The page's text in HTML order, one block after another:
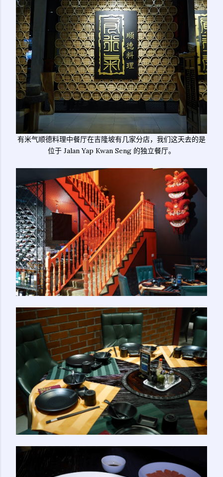
有米气顺德料理中餐厅在吉隆坡有几家分店，我们这天去的是
位于 Jalan Yap Kwan Seng 的独立餐厅。